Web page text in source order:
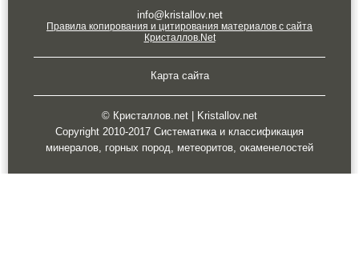
info@kristallov.net
Правила копирования и цитирования материалов с сайта
Кристаллов.Net
Карта сайта
© Кристаллов.net | Kristallov.net
Copyright 2010-2017 Систематика и классификация
минералов, горных пород, метеоритов, окаменелостей